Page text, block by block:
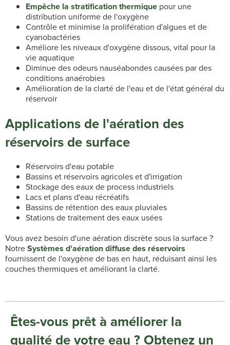
Empêche la stratification thermique pour une
distribution uniforme de l'oxygène
Contrôle et minimise la prolifération d'algues et de
cyanobactéries
Améliore les niveaux d'oxygène dissous, vital pour la
vie aquatique
Diminue des odeurs nauséabondes causées par des
conditions anaérobies
Amélioration de la clarté de l'eau et de l'état général du
réservoir
Applications de l'aération des
réservoirs de surface
Réservoirs d'eau potable
Bassins et réservoirs agricoles et d'irrigation
Stockage des eaux de process industriels
Lacs et plans d'eau récréatifs
Bassins de rétention des eaux pluviales
Stations de traitement des eaux usées
Vous avez besoin d'une aération discrète sous la surface ?
NotreSystèmes d'aération diffuse des réservoirs
fournissent de l'oxygène de bas en haut, réduisant ainsi les
couches thermiques et améliorant la clarté.
Êtes-vous prêt à améliorer la
qualité de votre eau ? Obtenez un